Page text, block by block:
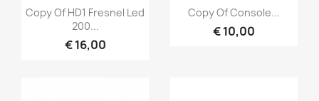
Snel bekijken
Copy Of HD1 Fresnel Led
200...
€ 16,00
Snel bekijken
Copy Of Console...
€ 10,00